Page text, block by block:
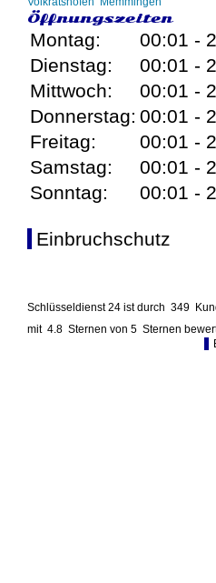
Öffnungszeiten
Montag:
00:01 -
Dienstag:
00:01 -
Mittwoch:
00:01 -
Donnerstag: 00:01 -
Freitag:
00:01 -
Samstag:
00:01 -
Sonntag:
00:01 -
Einbruchschutz
Schlüsseldienst 24 ist durch 349
mit 4.8 Sternen von 5 Sternen